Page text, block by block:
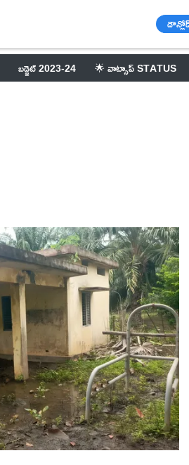
బడ్జెట్ 2023-24 🌟 వాట్సాప్ STATUS